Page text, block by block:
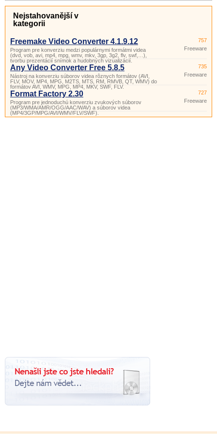
Nejstahovanější v
kategorii
Freemake Video Converter 4.1.9.12
Program pre konverziu medzi populárnymi formátmi videa
(dvd, vob, avi, mp4, mpg, wmv, mkv, 3gp, 3g2, flv, swf,…),
tvorbu prezentácií snímok a hudobných vizualizácií.
757
Freeware
Any Video Converter Free 5.8.5
Nástroj na konverziu súborov videa rôznych formátov (AVI,
FLV, MOV, MP4, MPG, M2TS, MTS, RM, RMVB, QT, WMV) do
formátov AVI, WMV, MPG, MP4, MKV, SWF, FLV.
735
Freeware
Format Factory 2.30
Program pre jednoduchú konverziu zvukových súborov
(MP3/WMA/AMR/OGG/AAC/WAV) a súborov videa
(MP4/3GP/MPG/AVI/WMV/FLV/SWF).
727
Freeware